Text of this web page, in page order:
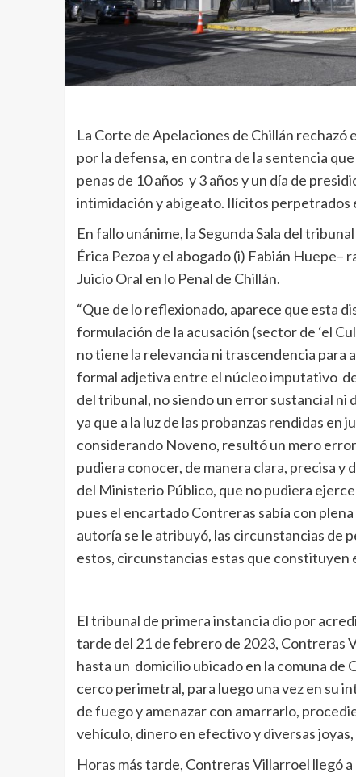
La Corte de Apelaciones de Chillán
por la defensa, en contra de la sentencia
penas de 10 años y 3 años y un día de
intimidación y abigeato. Ilícitos perpetrados
En fallo unánime, la Segunda Sala del
Érica Pezoa y el abogado (i) Fabián
Juicio Oral en lo Penal de Chillán.
“Que de lo reflexionado, aparece que esta
formulación de la acusación (sector de ‘el
no tiene la relevancia ni trascendencia para
formal adjetiva entre el núcleo imputativo
del tribunal, no siendo un error sustancial ni
ya que a la luz de las probanzas rendidas en
considerando Noveno, resultó un mero
pudiera conocer, de manera clara, precisa y
del Ministerio Público, que no pudiera
pues el encartado Contreras sabía con
autoría se le atribuyó, las circunstancias de
estos, circunstancias estas que constituyen
El tribunal de primera instancia dio por
tarde del 21 de febrero de 2023,
hasta un domicilio ubicado en la comuna de
cerco perimetral, para luego una vez en su
de fuego y amenazar con amarrarlo,
vehículo, dinero en efectivo y diversas
Horas más tarde, Contreras Villarroel llegó